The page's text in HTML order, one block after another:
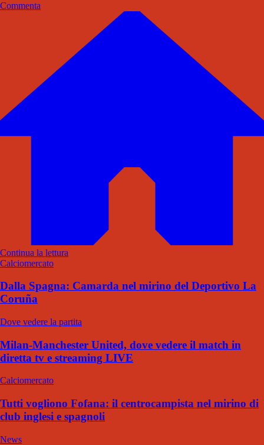
Commenta
Continua la lettura
Calciomercato
Dalla Spagna: Camarda nel mirino del Deportivo La
Coruña
Dove vedere la partita
Milan-Manchester United, dove vedere il match in
diretta tv e streaming LIVE
Calciomercato
Tutti vogliono Fofana: il centrocampista nel mirino di
club inglesi e spagnoli
News